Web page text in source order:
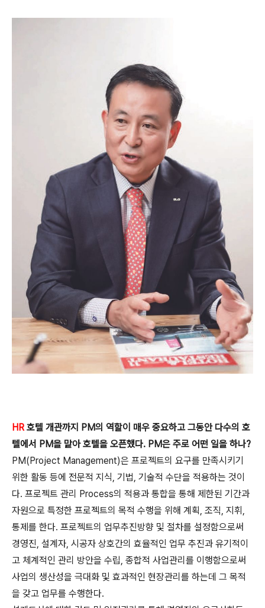
HR 호텔 개관까지 PM의 역할이 매우 중요하고 그동안 다수의 호
텔에서 PM을 맡아 호텔을 오픈했다. PM은 주로 어떤 일을 하나?
PM(Project Management)은 프로젝트의 요구를 만족시키기
위한 활동 등에 전문적 지식, 기법, 기술적 수단을 적용하는 것이
다. 프로젝트 관리 Process의 적용과 통합을 통해 제한된 기간과
자원으로 특정한 프로젝트의 목적 수행을 위 해 계획, 조직, 지휘,
통제를 한다. 프로젝트의 업무추진방향 및 절차를 설정함으로써
경영진, 설계자, 시공자 상호간의 효율적인 업무 추진과 유기적이
고 체계적인 관리 방안을 수립, 종합적 사업관리를 이행함으로써
사업의 생산성을 극대화 및 효과적인 현장관리를 하는데 그 목적
을 갖고 업무를 수행한다.